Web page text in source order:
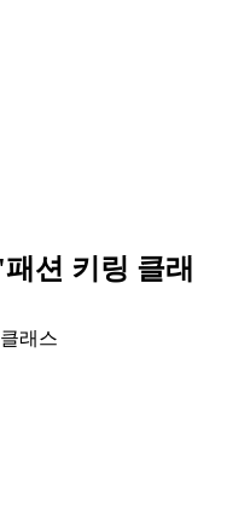
션 키링 클래
래스